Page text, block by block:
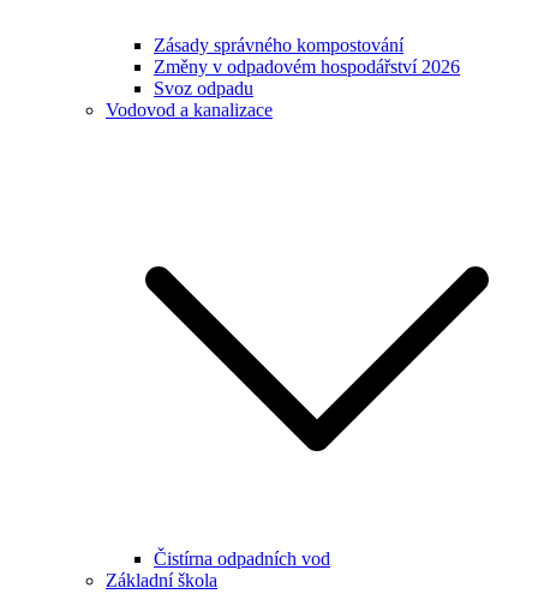
Zásady správného kompostování
Změny v odpadovém hospodářství 2026
Svoz odpadu
Vodovod a kanalizace
Čistírna odpadních vod
Základní škola